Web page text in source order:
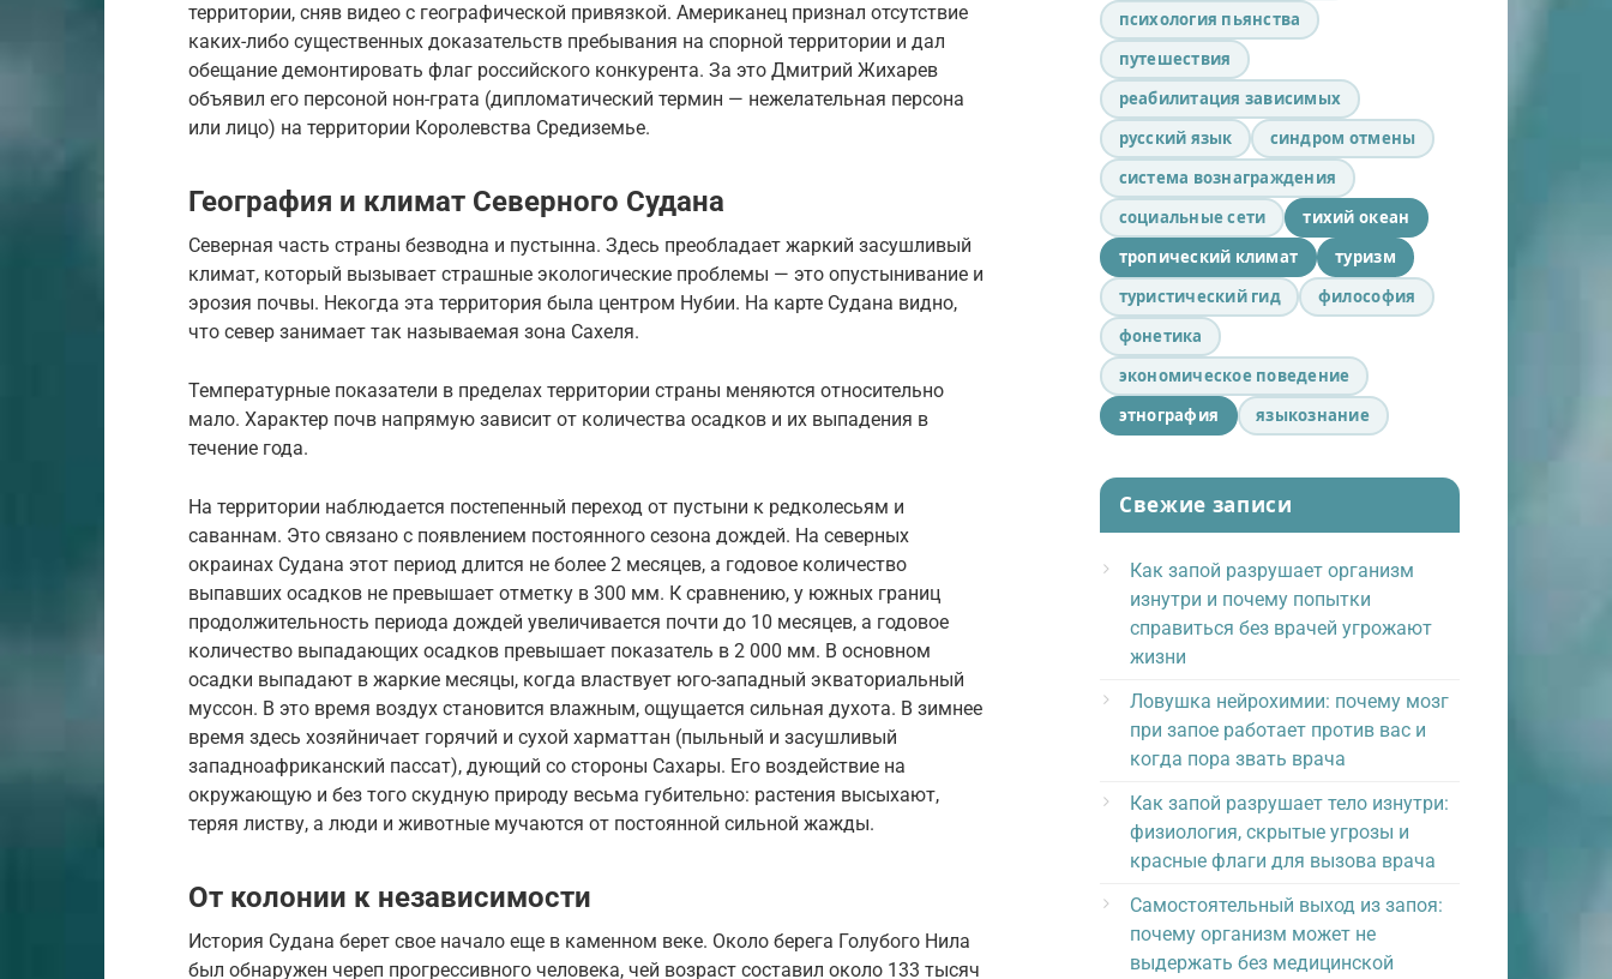
территории, сняв видео с географической привязкой. Американец признал отсутствие
каких-либо существенных доказательств пребывания на спорной территории и дал
обещание демонтировать флаг российского конкурента. За это Дмитрий Жихарев
объявил его персоной нон-грата (дипломатический термин — нежелательная персона
или лицо) на территории Королевства Средиземье.
География и климат Северного Судана
Северная часть страны безводна и пустынна. Здесь преобладает жаркий засушливый
климат, который вызывает страшные экологические проблемы — это опустынивание и
эрозия почвы. Некогда эта территория была центром Нубии. На карте Судана видно,
что север занимает так называемая зона Сахеля.
Температурные показатели в пределах территории страны меняются относительно
мало. Характер почв напрямую зависит от количества осадков и их выпадения в
течение года.
На территории наблюдается постепенный переход от пустыни к редколесьям и
саваннам. Это связано с появлением постоянного сезона дождей. На северных
окраинах Судана этот период длится не более 2 месяцев, а годовое количество
выпавших осадков не превышает отметку в 300 мм. К сравнению, у южных границ
продолжительность периода дождей увеличивается почти до 10 месяцев, а годовое
количество выпадающих осадков превышает показатель в 2 000 мм. В основном
осадки выпадают в жаркие месяцы, когда властвует юго-западный экваториальный
муссон. В это время воздух становится влажным, ощущается сильная духота. В зимнее
время здесь хозяйничает горячий и сухой харматтан (пыльный и засушливый
западноафриканский пассат), дующий со стороны Сахары. Его воздействие на
окружающую и без того скудную природу весьма губительно: растения высыхают,
теряя листву, а люди и животные мучаются от постоянной сильной жажды.
От колонии к независимости
История Судана берет свое начало еще в каменном веке. Около берега Голубого Нила
был обнаружен череп прогрессивного человека, чей возраст составил около 133 тысяч
психология пьянства
путешествия
реабилитация зависимых
русский язык
синдром отмены
система вознаграждения
социальные сети
тихий океан
тропический климат
туризм
туристический гид
философия
фонетика
экономическое поведение
этнография
языкознание
Свежие записи
Как запой разрушает организм
изнутри и почему попытки
справиться без врачей угрожают
жизни
Ловушка нейрохимии: почему мозг
при запое работает против вас и
когда пора звать врача
Как запой разрушает тело изнутри:
физиология, скрытые угрозы и
красные флаги для вызова врача
Самостоятельный выход из запоя:
почему организм может не
выдержать без медицинской